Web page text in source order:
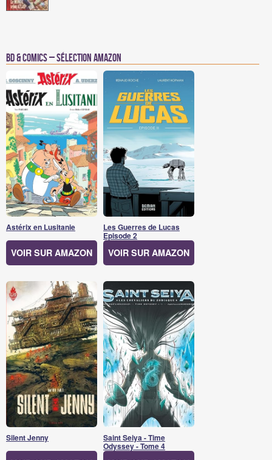
BD & Comics – Sélection Amazon
Astérix en Lusitanie
VOIR SUR AMAZON
Les Guerres de Lucas
Episode 2
VOIR SUR AMAZON
Silent Jenny Saint Seiya - Time
Odyssey - Tome 4